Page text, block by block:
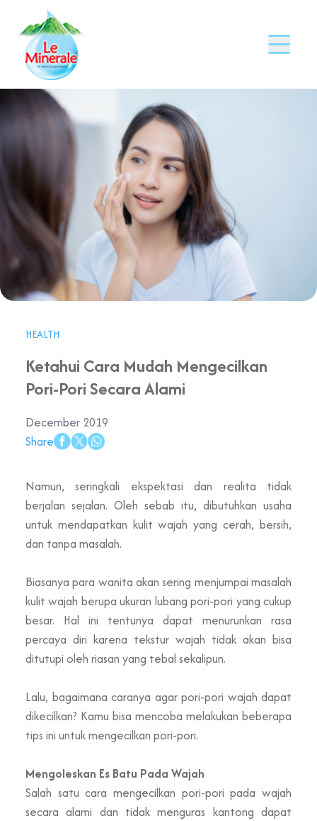
HEALTH
Ketahui Cara Mudah Mengecilkan
Pori-Pori Secara Alami
December 2019
Share
Namun, seringkali ekspektasi dan realita tidak
berjalan sejalan. Oleh sebab itu, dibutuhkan usaha
untuk mendapatkan kulit wajah yang cerah, bersih,
dan tanpa masalah.
Biasanya para wanita akan sering menjumpai masalah
kulit wajah berupa ukuran lubang pori-pori yang cukup
besar. Hal ini tentunya dapat menurunkan rasa
percaya diri karena tekstur wajah tidak akan bisa
ditutupi oleh riasan yang tebal sekalipun.
Lalu, bagaimana caranya agar pori-pori wajah dapat
dikecilkan? Kamu bisa mencoba melakukan beberapa
tips ini untuk mengecilkan pori-pori.
Mengoleskan Es Batu Pada Wajah
Salah satu cara mengecilkan pori-pori pada wajah
secara alami dan tidak menguras kantong dapat